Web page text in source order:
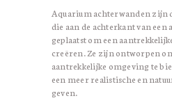
Aquarium achterwanden zijn
die aan de achterkant van
geplaatst om een
creëren. Ze zijn ontworpen
aantrekkelijke omgeving te
een meer realistische en
geven.